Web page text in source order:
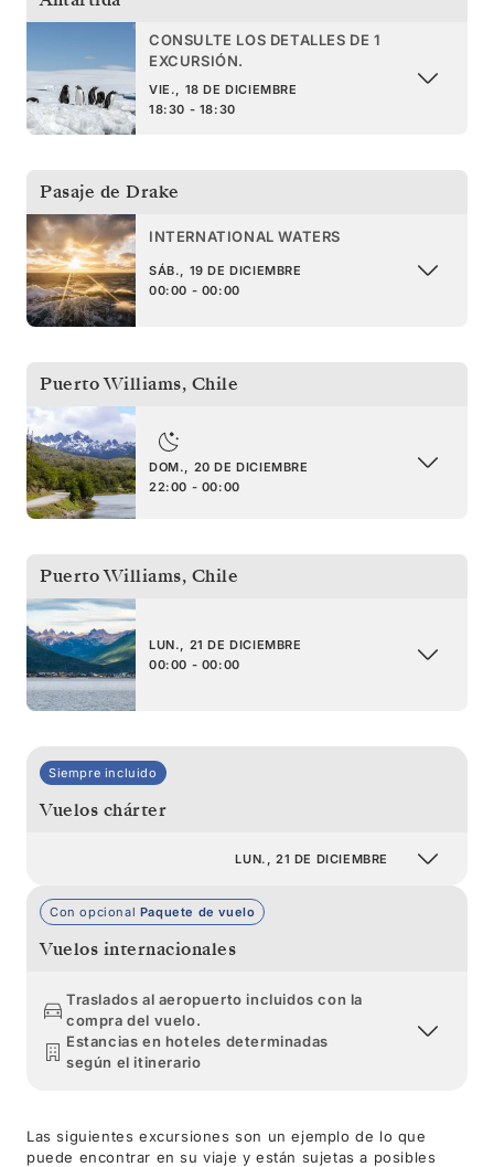
CONSULTE LOS DETALLES DE 1
EXCURSIÓN.
VIE., 18 DE DICIEMBRE
18:30 - 18:30
Pasaje de Drake
INTERNATIONAL WATERS
SÁB., 19 DE DICIEMBRE
00:00 - 00:00
Puerto Williams, Chile
DOM., 20 DE DICIEMBRE
22:00 - 00:00
Puerto Williams, Chile
LUN., 21 DE DICIEMBRE
00:00 - 00:00
Siempre incluido
Vuelos chárter
LUN., 21 DE DICIEMBRE
Con opcional Paquete de vuelo
Vuelos internacionales
Traslados al aeropuerto incluidos con la
compra del vuelo.
Estancias en hoteles determinadas
según el itinerario
Las siguientes excursiones son un ejemplo de lo que
puede encontrar en su viaje y están sujetas a posibles